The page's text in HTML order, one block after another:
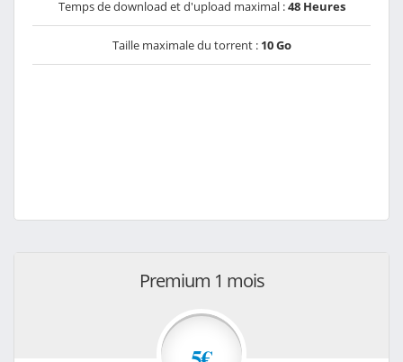
Temps de download et d'upload maximal :48 Heures
Taille maximale du torrent : 10 Go
Premium 1 mois